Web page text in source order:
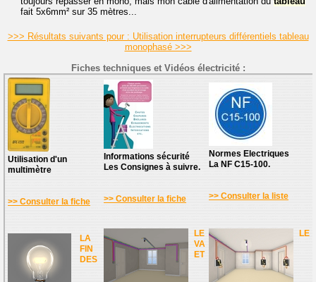
fait 5x6mm² sur 35 mètres...
>>> Résultats suivants pour : Utilisation interrupteurs différentiels tableau
monophasé >>>
Fiches techniques et Vidéos électricité :
Utilisation d'un
multimètre
>> Consulter la fiche
Informations sécurité
Les Consignes à suivre.
>> Consulter la fiche
Normes Electriques
La NF C15-100.
>> Consulter la liste
LA
FIN
DES
LE
VA
ET
LE